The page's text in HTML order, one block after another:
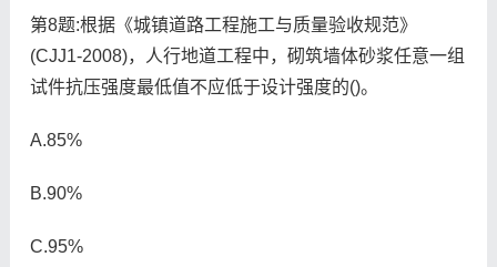
第8题:根据《城镇道路工程施工与质量验收规范》
(CJJ1-2008)，人行地道工程中，砌筑墙体砂浆任意一组
试件抗压强度最低值不应低于设计强度的()。
A.85%
B.90%
C.95%